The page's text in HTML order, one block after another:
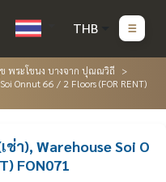
THB
พระโขนง บางจาก ปุณณวิถี
Onnut 66 / 2 Floors (FOR RENT)
า), Warehouse Soi O
FON071